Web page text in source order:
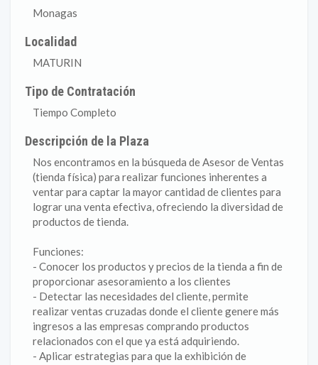
Monagas
Localidad
MATURIN
Tipo de Contratación
Tiempo Completo
Descripción de la Plaza
Nos encontramos en la búsqueda de Asesor de Ventas
(tienda física) para realizar funciones inherentes a
ventar para captar la mayor cantidad de clientes para
lograr una venta efectiva, ofreciendo la diversidad de
productos de tienda.
Funciones:
- Conocer los productos y precios de la tienda a fin de
proporcionar asesoramiento a los clientes
- Detectar las necesidades del cliente, permite
realizar ventas cruzadas donde el cliente genere más
ingresos a las empresas comprando productos
relacionados con el que ya está adquiriendo.
- Aplicar estrategias para que la exhibición de